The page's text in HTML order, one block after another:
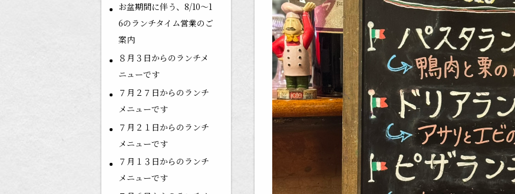
お盆期間に伴う、8/10〜1
6のランチタイム営業のご
案内
８月３日からのランチメ
ニューです
７月２７日からのランチ
メニューです
７月２１日からのランチ
メニューです
７月１３日からのランチ
メニューです